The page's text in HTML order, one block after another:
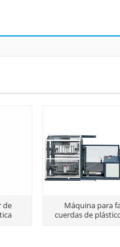
de
Máquina para
cuerdas de